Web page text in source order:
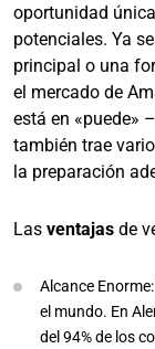
oportunidad
potenciales. Ya
principal o una
el mercado de
está en «puede»
también trae
la preparación
Las ventajas de
Alcance
el mundo. En
del 94% de los